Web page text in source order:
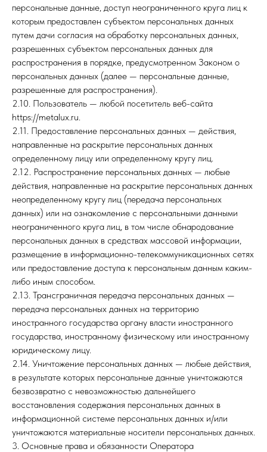
персональные данные, доступ неограниченного круга лиц к
которым предоставлен субъектом персональных данных
путем дачи согласия на обработку персональных данных,
разрешенных субъектом персональных данных для
распространения в порядке, предусмотренном Законом о
персональных данных (далее — персональные данные,
разрешенные для распространения).
2.10. Пользователь — любой посетитель веб-сайта
https://metalux.ru.
2.11. Предоставление персональных данных — действия,
направленные на раскрытие персональных данных
определенному лицу или определенному кругу лиц.
2.12. Распространение персональных данных — любые
действия, направленные на раскрытие персональных данных
неопределенному кругу лиц (передача персональных
данных) или на ознакомление с персональными данными
неограниченного круга лиц, в том числе обнародование
персональных данных в средствах массовой информации,
размещение в информационно-телекоммуникационных сетях
или предоставление доступа к персональным данным каким-
либо иным способом.
2.13. Трансграничная передача персональных данных —
передача персональных данных на территорию
иностранного государства органу власти иностранного
государства, иностранному физическому или иностранному
юридическому лицу.
2.14. Уничтожение персональных данных — любые действия,
в результате которых персональные данные уничтожаются
безвозвратно с невозможностью дальнейшего
восстановления содержания персональных данных в
информационной системе персональных данных и/или
уничтожаются материальные носители персональных данных.
3. Основные права и обязанности Оператора